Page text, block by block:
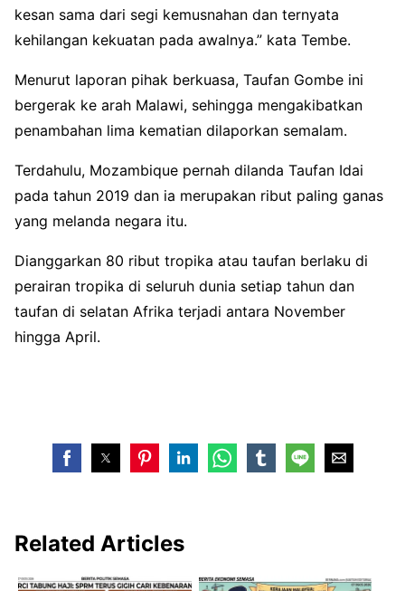
kesan sama dari segi kemusnahan dan ternyata
kehilangan kekuatan pada awalnya.” kata Tembe.
Menurut laporan pihak berkuasa, Taufan Gombe ini
bergerak ke arah Malawi, sehingga mengakibatkan
penambahan lima kematian dilaporkan semalam.
Terdahulu, Mozambique pernah dilanda Taufan Idai
pada tahun 2019 dan ia merupakan ribut paling ganas
yang melanda negara itu.
Dianggarkan 80 ribut tropika atau taufan berlaku di
perairan tropika di seluruh dunia setiap tahun dan
taufan di selatan Afrika terjadi antara November
hingga April.
Related Articles